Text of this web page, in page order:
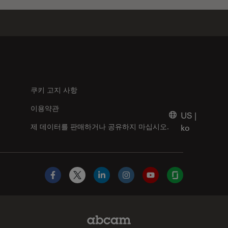
쿠키 고지 사항
제 데이터를 판매하거나 공유하지 마십시오.
이용약관
US |
ko
Facebook
X LinkedInInstagramYouTubeGlassdoor